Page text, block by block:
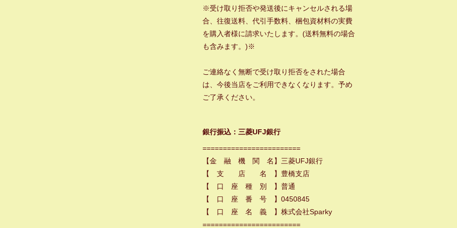
※受け取り拒否や発送後にキャンセルされる場
合、往復送料、代引手数料、梱包資材料の実費
を購入者様に請求いたします。(送料無料の場合
も含みます。)※
ご連絡なく無断で受け取り拒否をされた場合
は、今後当店をご利用できなくなります。予め
ご了承ください。
銀行振込：三菱UFJ銀行
========================
【金 融 機 関 名】三菱UFJ銀行
【 支 店 名 】豊橋支店
【 口 座 種 別 】普通
【 口 座 番 号 】0450845
【 口 座 名 義 】株式会社Sparky
========================